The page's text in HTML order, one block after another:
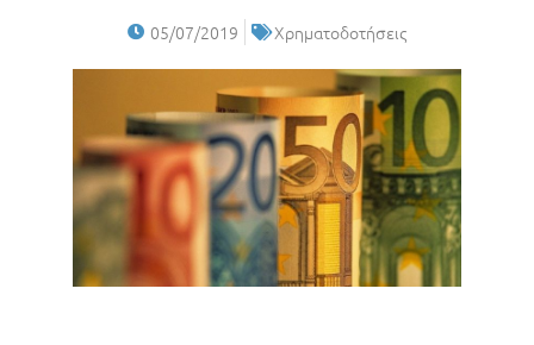
05/07/2019 Χρηματοδοτήσεις